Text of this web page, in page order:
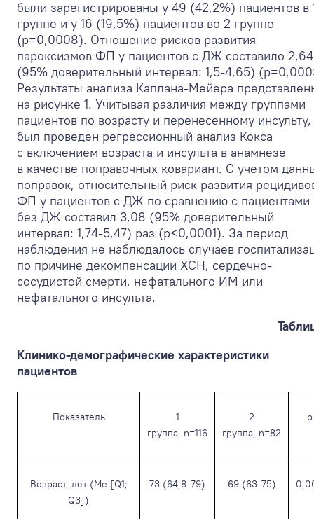
были зарегистрированы у 49 (42,2%) пациентов в
группе и у 16 (19,5%) пациентов во 2 группе
(р=0,0008). Отношение рисков развития
пароксизмов ФП у пациентов с ДЖ составило 2,64
(95% доверительный интервал: 1,5-4,65)
Результаты анализа Каплана-Мейера
на рисунке 1. Учитывая различия между группами
пациентов по возрасту и перенесенному инсульту,
был проведен регрессионный анализ Кокса
с включением возраста и инсульта в анамнезе
в качестве поправочных ковариант. С учетом
поправок, относительный риск развития
ФП у пациентов с ДЖ по сравнению с пациентами
без ДЖ составил 3,08 (95% доверительный
интервал: 1,74-5,47) раз (p<0,0001). За период
наблюдения не наблюдалось случаев
по причине декомпенсации ХСН, сердечно-
сосудистой смерти, нефатального ИМ или
нефатального инсульта.
Клинико-демографические характеристики
пациентов
Показатель
1
группа, n=116
2
группа, n=82
p
Возраст, лет (Me [Q1;
Q3])
73 (64,8-79) 69 (63-75)